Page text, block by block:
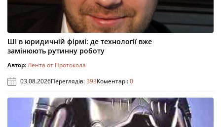
ШІ в юридичній фірмі: де технології вже
замінюють рутинну роботу
Автор:Лента от Протокола
03.08.2026Переглядів:393Коментарі:0